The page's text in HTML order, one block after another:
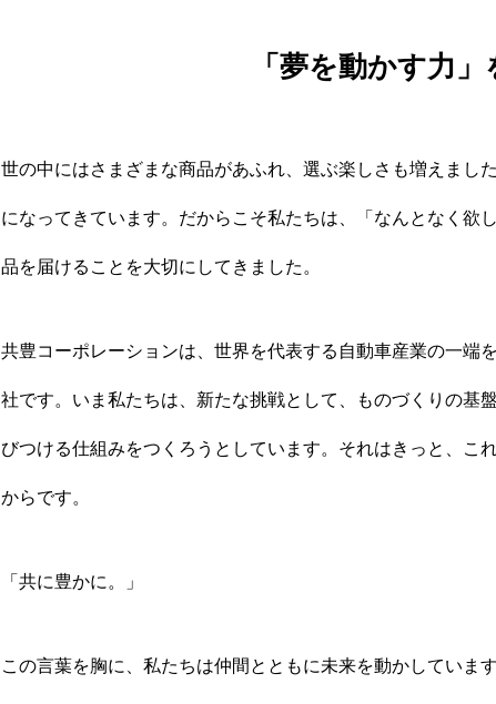
会社説明会
「夢を動かす力
世の中にはさまざまな商品があふれ、選ぶ楽しさも増えまし
になってきています。だからこそ私たちは、「なんとなく欲
品を届けることを大切にしてきました。
共豊コーポレーションは、世界を代表する自動車産業の一端
社です。いま私たちは、新たな挑戦として、ものづくりの基
びつける仕組みをつくろうとしています。それはきっと、こ
からです。
「共に豊かに。」
この言葉を胸に、私たちは仲間とともに未来を動かしていま